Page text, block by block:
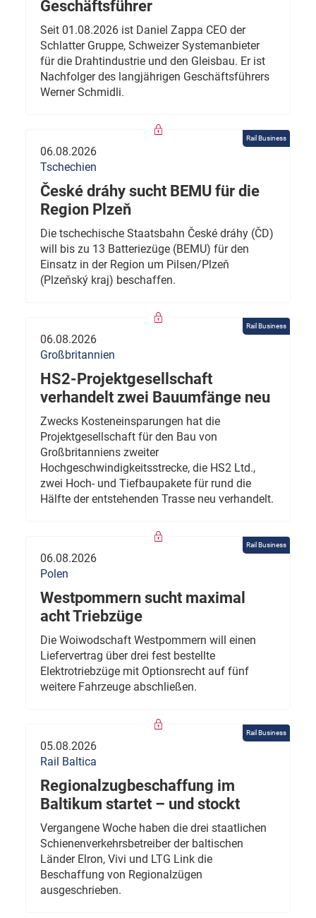
Geschäftsführer
Seit 01.08.2026 ist Daniel Zappa CEO der
Schlatter Gruppe, Schweizer Systemanbieter
für die Drahtindustrie und den Gleisbau. Er ist
Nachfolger des langjährigen Geschäftsführers
Werner Schmidli.
Rail Business
06.08.2026
Tschechien
České dráhy sucht BEMU für die
Region Plzeň
Die tschechische Staatsbahn České dráhy (ČD)
will bis zu 13 Batteriezüge (BEMU) für den
Einsatz in der Region um Pilsen/Plzeň
(Plzeňský kraj) beschaffen.
Rail Business
06.08.2026
Großbritannien
HS2-Projektgesellschaft
verhandelt zwei Bauumfänge neu
Zwecks Kosteneinsparungen hat die
Projektgesellschaft für den Bau von
Großbritanniens zweiter
Hochgeschwindigkeitsstrecke, die HS2 Ltd.,
zwei Hoch- und Tiefbaupakete für rund die
Hälfte der entstehenden Trasse neu verhandelt.
Rail Business
06.08.2026
Polen
Westpommern sucht maximal
acht Triebzüge
Die Woiwodschaft Westpommern will einen
Liefervertrag über drei fest bestellte
Elektrotriebzüge mit Optionsrecht auf fünf
weitere Fahrzeuge abschließen.
Rail Business
05.08.2026
Rail Baltica
Regionalzugbeschaffung im
Baltikum startet – und stockt
Vergangene Woche haben die drei staatlichen
Schienenverkehrsbetreiber der baltischen
Länder Elron, Vivi und LTG Link die
Beschaffung von Regionalzügen
ausgeschrieben.